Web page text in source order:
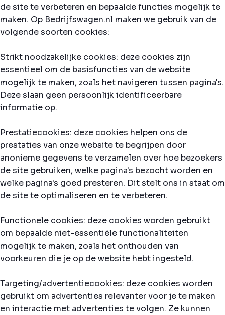
de site te verbeteren en bepaalde functies mogelijk te
maken. Op Bedrijfswagen.nl maken we gebruik van de
volgende soorten cookies:
Strikt noodzakelijke cookies: deze cookies zijn
essentieel om de basisfuncties van de website
mogelijk te maken, zoals het navigeren tussen pagina's.
Deze slaan geen persoonlijk identificeerbare
informatie op.
Prestatiecookies: deze cookies helpen ons de
prestaties van onze website te begrijpen door
anonieme gegevens te verzamelen over hoe bezoekers
de site gebruiken, welke pagina's bezocht worden en
welke pagina's goed presteren. Dit stelt ons in staat om
de site te optimaliseren en te verbeteren.
Functionele cookies: deze cookies worden gebruikt
om bepaalde niet-essentiële functionaliteiten
mogelijk te maken, zoals het onthouden van
voorkeuren die je op de website hebt ingesteld.
Targeting/advertentiecookies: deze cookies worden
gebruikt om advertenties relevanter voor je te maken
en interactie met advertenties te volgen. Ze kunnen